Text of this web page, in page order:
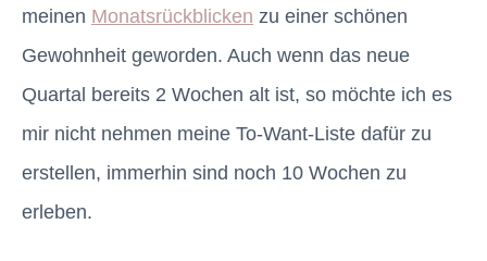
meinen Monatsrückblicken zu einer schönen
Gewohnheit geworden. Auch wenn das neue
Quartal bereits 2 Wochen alt ist, so möchte ich es
mir nicht nehmen meine To-Want-Liste dafür zu
erstellen, immerhin sind noch 10 Wochen zu
erleben.